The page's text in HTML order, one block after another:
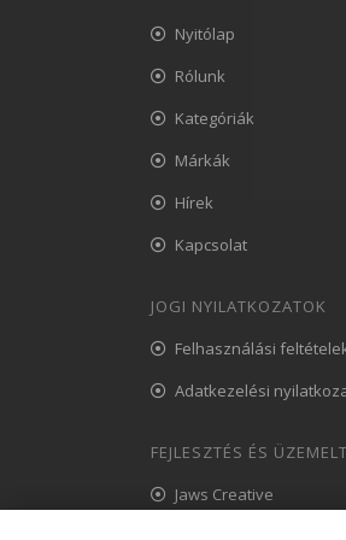
Nyitólap
Rólunk
Kategóriák
Márkák
Hírek
Kapcsolat
JOGI NYILATKOZATOK
Felhasználási
Adatkezelési
FEJLESZTÉS ÉS
Jaws Creative